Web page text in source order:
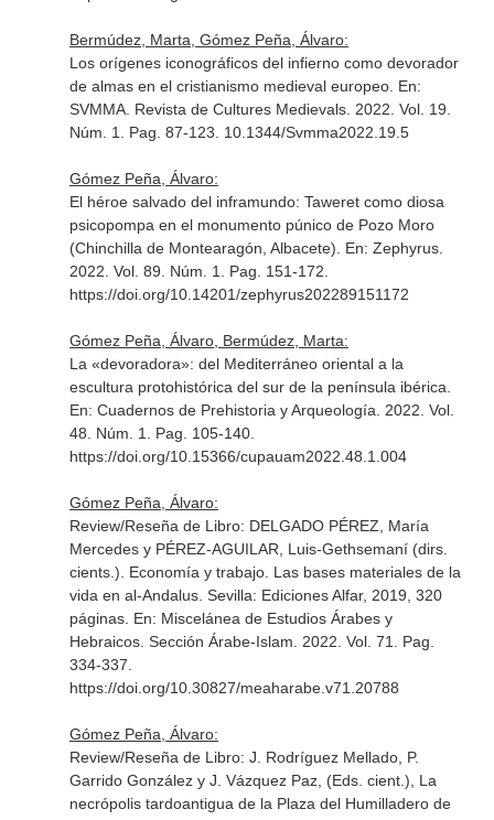
Bermúdez, Marta, Gómez Peña, Álvaro:
Los orígenes iconográficos del infierno como devorador
de almas en el cristianismo medieval europeo. En:
SVMMA. Revista de Cultures Medievals. 2022. Vol. 19.
Núm. 1. Pag. 87-123. 10.1344/Svmma2022.19.5
Gómez Peña, Álvaro:
El héroe salvado del inframundo: Taweret como diosa
psicopompa en el monumento púnico de Pozo Moro
(Chinchilla de Montearagón, Albacete). En: Zephyrus.
2022. Vol. 89. Núm. 1. Pag. 151-172.
https://doi.org/10.14201/zephyrus202289151172
Gómez Peña, Álvaro, Bermúdez, Marta:
La «devoradora»: del Mediterráneo oriental a la
escultura protohistórica del sur de la península ibérica.
En: Cuadernos de Prehistoria y Arqueología . 2022. Vol.
48. Núm. 1. Pag. 105-140.
https://doi.org/10.15366/cupauam2022.48.1.004
Gómez Peña, Álvaro:
Review/Reseña de Libro: DELGADO PÉREZ, María
Mercedes y PÉREZ-AGUILAR, Luis-Gethsemaní (dirs.
cients.). Economía y trabajo. Las bases materiales de la
vida en al-Andalus. Sevilla: Ediciones Alfar, 2019, 320
páginas. En: Miscelánea de Estudios Árabes y
Hebraicos. Sección Árabe-Islam . 2022. Vol. 71. Pag.
334-337.
https://doi.org/10.30827/meaharabe.v71.20788
Gómez Peña, Álvaro:
Review/Reseña de Libro: J. Rodríguez Mellado, P.
Garrido González y J. Vázquez Paz, (Eds. cient.), La
necrópolis tardoantigua de la Plaza del Humilladero de